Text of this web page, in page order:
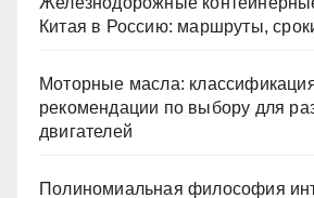
Китая в Россию: маршруты,
Моторные масла:
рекомендации по выбору для
двигателей
Полиномиальная философия